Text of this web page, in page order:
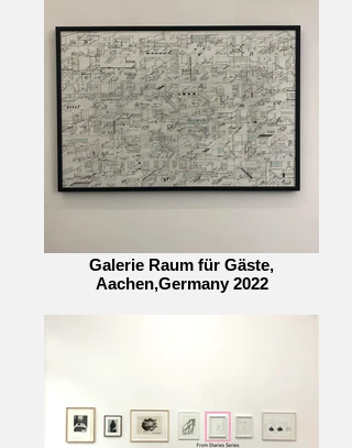
Galerie Raum für Gäste,
Aachen,Germany 2022